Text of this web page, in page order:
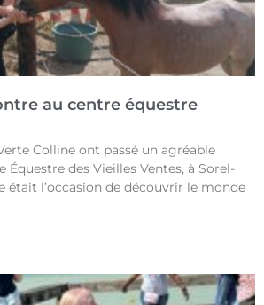
au centre équestre
Colline ont passé un agréable
Équestre des Vieilles Ventes, à Sorel-
était l’occasion de découvrir le monde